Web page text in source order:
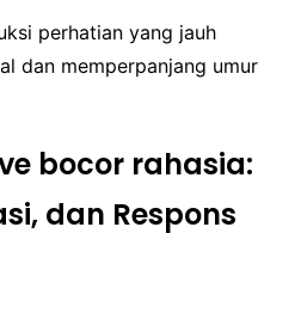
perhatian yang jauh
dan memperpanjang umur
bocor rahasia:
dan Respons